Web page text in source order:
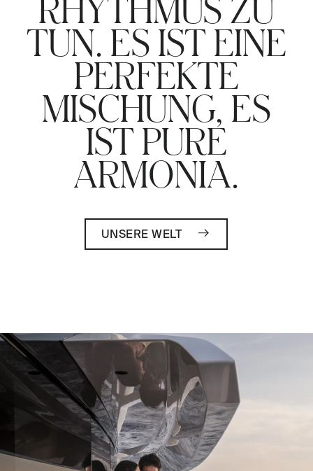
RHYTHMUS ZU
TUN. ES IST EINE
PERFEKTE
MISCHUNG, ES
IST PURE
ARMONIA.
UNSERE WELT